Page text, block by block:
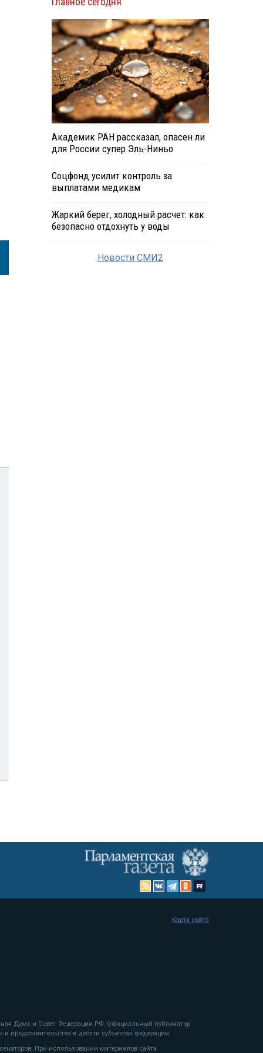
Академик РАН рассказал, опасен ли
для России супер Эль-Ниньо
Соцфонд усилит контроль за
выплатами медикам
Жаркий берег, холодный расчет: как
безопасно отдохнуть у воды
Новости СМИ2
Дума и Совет Федерации РФ. Официальный публикатор
представительства в десяти субъектах федерации.
При использовании материалов сайта
Карта сайта